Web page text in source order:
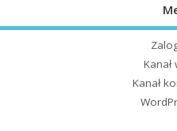
Kanał